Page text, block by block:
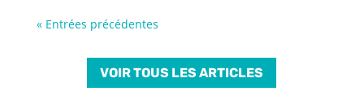
« Entrées précédentes
VOIR TOUS LES ARTICLES